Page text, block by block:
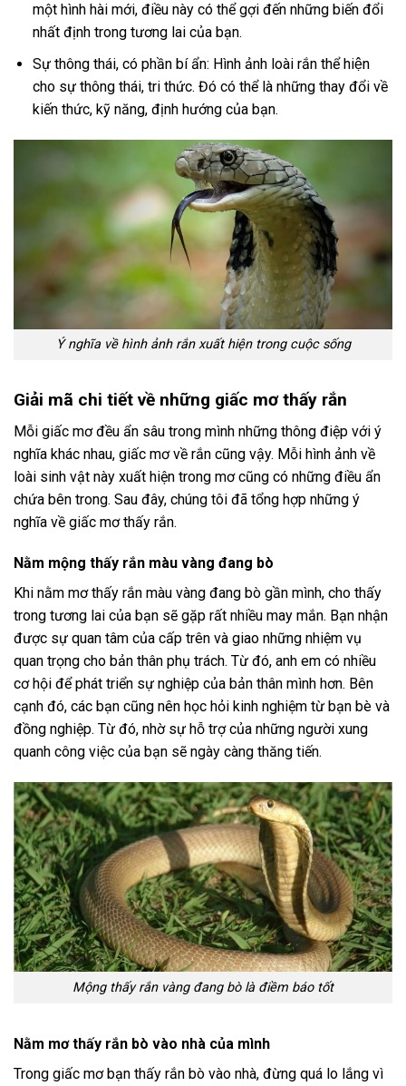
một hình hài mới, điều này có thể gợi đến những biến đổi
nhất định trong tương lai của bạn.
Sự thông thái, có phần bí ẩn: Hình ảnh loài rắn thể hiện
cho sự thông thái, tri thức. Đó có thể là những thay đổi về
kiến thức, kỹ năng, định hướng của bạn.
Ý nghĩa về hình ảnh rắn xuất hiện trong cuộc sống
Giải mã chi tiết về những giấc mơ thấy rắn
Mỗi giấc mơ đều ẩn sâu trong mình những thông điệp với ý
nghĩa khác nhau, giấc mơ về rắn cũng vậy. Mỗi hình ảnh về
loài sinh vật này xuất hiện trong mơ cũng có những điều ẩn
chứa bên trong. Sau đây, chúng tôi đã tổng hợp những ý
nghĩa về giấc mơ thấy rắn.
Nằm mộng thấy rắn màu vàng đang bò
Khi nằm mơ thấy rắn màu vàng đang bò gần mình, cho thấy
trong tương lai của bạn sẽ gặp rất nhiều may mắn. Bạn nhận
được sự quan tâm của cấp trên và giao những nhiệm vụ
quan trọng cho bản thân phụ trách. Từ đó, anh em có nhiều
cơ hội để phát triển sự nghiệp của bản thân mình hơn. Bên
cạnh đó, các bạn cũng nên học hỏi kinh nghiệm từ bạn bè và
đồng nghiệp. Từ đó, nhờ sự hỗ trợ của những người xung
quanh công việc của bạn sẽ ngày càng thăng tiến.
Mộng thấy rắn vàng đang bò là điềm báo tốt
Nằm mơ thấy rắn bò vào nhà của mình
Trong giấc mơ bạn thấy rắn bò vào nhà, đừng quá lo lắng vì